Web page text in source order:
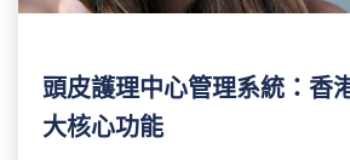
頭皮護理中心管理系統：香
大核心功能